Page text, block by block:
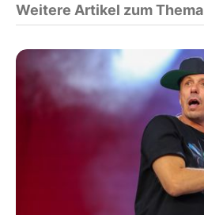
Weitere Artikel zum Thema